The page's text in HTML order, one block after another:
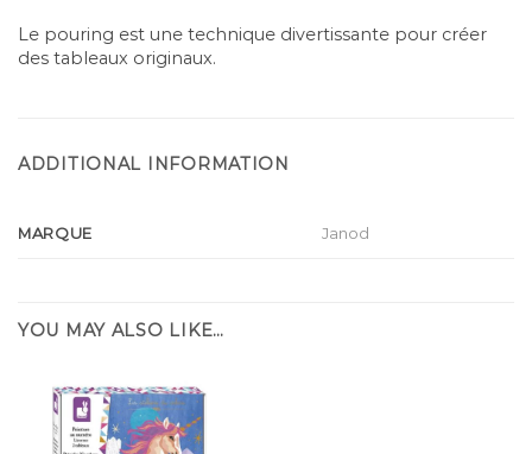
Le pouring est une technique divertissante pour créer
des tableaux originaux.
ADDITIONAL INFORMATION
MARQUE Janod
YOU MAY ALSO LIKE…